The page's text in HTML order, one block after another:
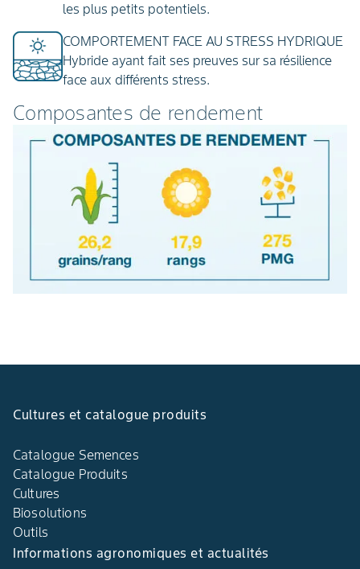
les plus petits potentiels.
COMPORTEMENT FACE AU STRESS HYDRIQUE
Hybride ayant fait ses preuves sur sa résilience
face aux différents stress.
Composantes de rendement
Cultures et catalogue produits
Catalogue Semences
Catalogue Produits
Cultures
Biosolutions
Outils
Informations agronomiques et actualités